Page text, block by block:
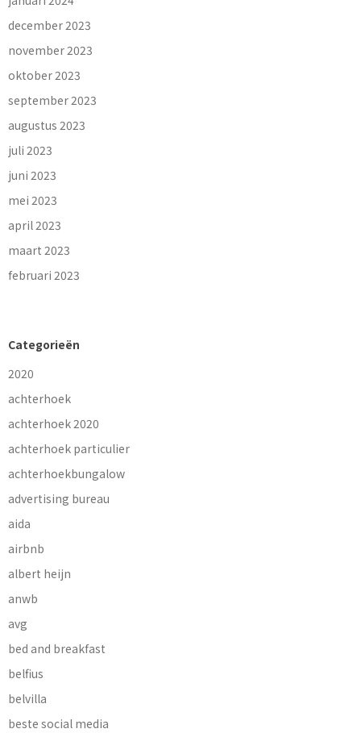
december 2023
november 2023
oktober 2023
september 2023
augustus 2023
juli 2023
juni 2023
mei 2023
april 2023
maart 2023
februari 2023
Categorieën
2020
achterhoek
achterhoek 2020
achterhoek particulier
achterhoekbungalow
advertising bureau
aida
airbnb
albert heijn
anwb
avg
bed and breakfast
belfius
belvilla
beste social media